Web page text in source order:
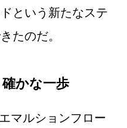
という新たなステ
たのだ。
かな一歩
マルションフロー